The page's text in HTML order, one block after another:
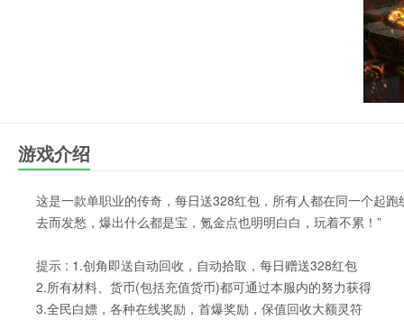
游戏介绍
这是一款单职业的传奇，每日送328红包，所有人都在同一个起
去而发愁，爆出什么都是宝，氪金点也明明白白，玩着不累！”
提示 : 1.创角即送自动回收，自动拾取，每日赠送328红包
2.所有材料、货币(包括充值货币)都可通过本服内的努力获得
3.全民白嫖，各种在线奖励，首爆奖励，保值回收大额灵符